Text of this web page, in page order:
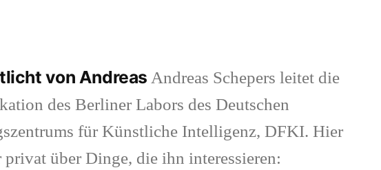
von Andreas Andreas Schepers leitet die
des Berliner Labors des Deutschen
für Künstliche Intelligenz, DFKI. Hier
privat über Dinge, die ihn interessieren: